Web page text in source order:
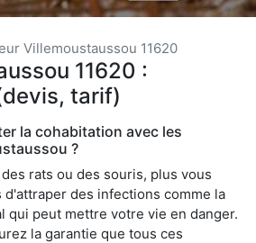
Villemoustaussou 11620
11620 :
tarif)
la cohabitation avec les
?
rats ou des souris, plus vous
des infections comme la
qui peut mettre votre vie en danger.
la garantie que tous ces